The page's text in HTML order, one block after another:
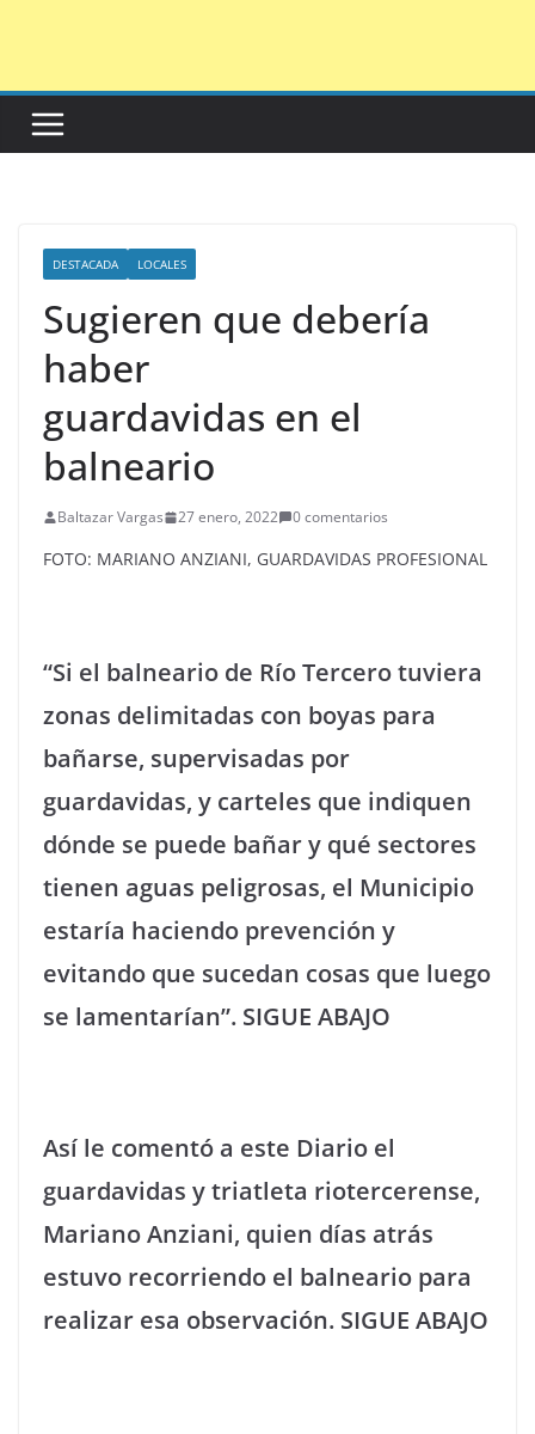
DESTACADA LOCALES
Sugieren que debería
haber
guardavidas en el
balneario
Baltazar Vargas 27 enero, 2022 0 comentarios
FOTO: MARIANO ANZIANI, GUARDAVIDAS PROFESIONAL
“Si el balneario de Río Tercero tuviera
zonas delimitadas con boyas para
bañarse, supervisadas por
guardavidas, y carteles que indiquen
dónde se puede bañar y qué sectores
tienen aguas peligrosas, el Municipio
estaría haciendo prevención y
evitando que sucedan cosas que luego
se lamentarían”. SIGUE ABAJO
Así le comentó a este Diario el
guardavidas y triatleta riotercerense,
Mariano Anziani, quien días atrás
estuvo recorriendo el balneario para
realizar esa observación. SIGUE ABAJO